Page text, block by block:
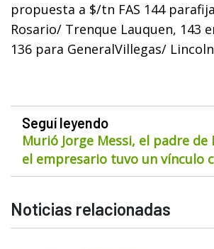
propuesta a $/tn FAS 144
Rosario/ Trenque Lauquen, 143
136 para GeneralVillegas/
Seguí leyendo
Murió Jorge Messi, el padre de
el empresario tuvo un vínculo
Noticias relacionadas